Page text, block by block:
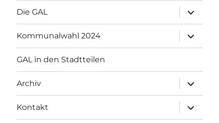
Die GAL
öffnen
Kommunalwahl 2024
öffnen
GAL in den Stadtteilen
Archiv
öffnen
Kontakt
öffnen